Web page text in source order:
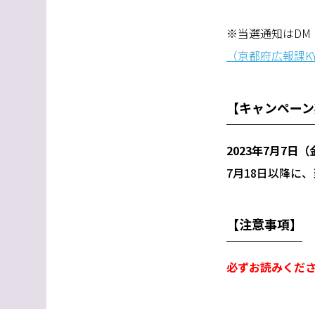
※当選通知はDM
（京都府広報課
【キャンペー
2023年7月7日（
7月18日以降に
【注意事項】
必ずお読みくだ